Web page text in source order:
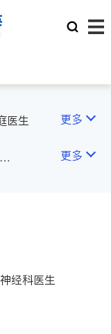
医生
更多
H
更多
经科医生